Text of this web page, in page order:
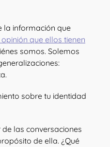
la información que
que ellos tienen
somos. Solemos
sobre tu identidad
las conversaciones
de ella. ¿Qué